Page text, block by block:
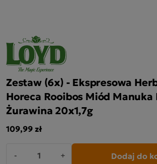
Zestaw (6x) - Ekspresowa
Horeca Rooibos Miód
Żurawina 20x1,7g
109,99 zł
- + Dodaj do